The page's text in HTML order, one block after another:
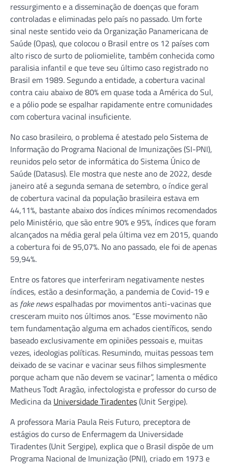
ressurgimento e a disseminação de doenças que foram
controladas e eliminadas pelo país no passado. Um forte
sinal neste sentido veio da Organização Panamericana de
Saúde (Opas), que colocou o Brasil entre os 12 países com
alto risco de surto de poliomielite, também conhecida como
paralisia infantil e que teve seu último caso registrado no
Brasil em 1989. Segundo a entidade, a cobertura vacinal
contra caiu abaixo de 80% em quase toda a América do Sul,
e a pólio pode se espalhar rapidamente entre comunidades
com cobertura vacinal insuficiente.
No caso brasileiro, o problema é atestado pelo Sistema de
Informação do Programa Nacional de Imunizações (SI-PNI),
reunidos pelo setor de informática do Sistema Único de
Saúde (Datasus). Ele mostra que neste ano de 2022, desde
janeiro até a segunda semana de setembro, o índice geral
de cobertura vacinal da população brasileira estava em
44,11%, bastante abaixo dos índices mínimos recomendados
pelo Ministério, que são entre 90% e 95%, índices que foram
alcançados na média geral pela última vez em 2015, quando
a cobertura foi de 95,07%. No ano passado, ele foi de apenas
59,94%.
Entre os fatores que interferiram negativamente nestes
índices, estão a desinformação, a pandemia de Covid-19 e
as fake newsespalhadas por movimentos anti-vacinas que
cresceram muito nos últimos anos. “Esse movimento não
tem fundamentação alguma em achados científicos, sendo
baseado exclusivamente em opiniões pessoais e, muitas
vezes, ideologias políticas. Resumindo, muitas pessoas tem
deixado de se vacinar e vacinar seus filhos simplesmente
porque acham que não devem se vacinar”, lamenta o médico
Matheus Todt Aragão, infectologista e professor do curso de
Medicina da Universidade Tiradentes(Unit Sergipe).
A professora Maria Paula Reis Futuro, preceptora de
estágios do curso de Enfermagem da Universidade
Tiradentes (Unit Sergipe), explica que o Brasil dispõe de um
Programa Nacional de Imunização (PNI), criado em 1973 e